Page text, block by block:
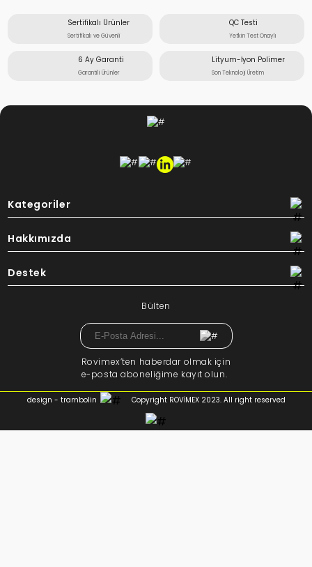
Sertifikalı Ürünler
Sertifikalı ve Güvenli
QC Testi
Yetkin Test Onaylı
6 Ay Garanti
Garantili Ürünler
Lityum-İyon Polimer
Son Teknoloji Üretim
Kategoriler
Hakkımızda
Destek
Bülten
Rovimex’ten haberdar olmak için
e-posta aboneliğime kayıt olun.
design - trambolin Copyright ROVİMEX 2023. All right reserved